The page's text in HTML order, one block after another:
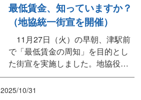
三重の藤田事務局長をはじめ、福
森衆議院議員、前葉市長、県議・
市議の皆さま、そして地協推薦立
候補予定者にもご臨席いただきま
し...
最低賃金、知っていますか？
（地協統一街宣を開催）
11月27日（火）の早朝、津駅前
で「最低賃金の周知」を目的とし
た街宣を実施しました。地協役員
と市議の皆さまにご協力いただ
き、通勤・通学中の方々にチラシ
2025/10/31